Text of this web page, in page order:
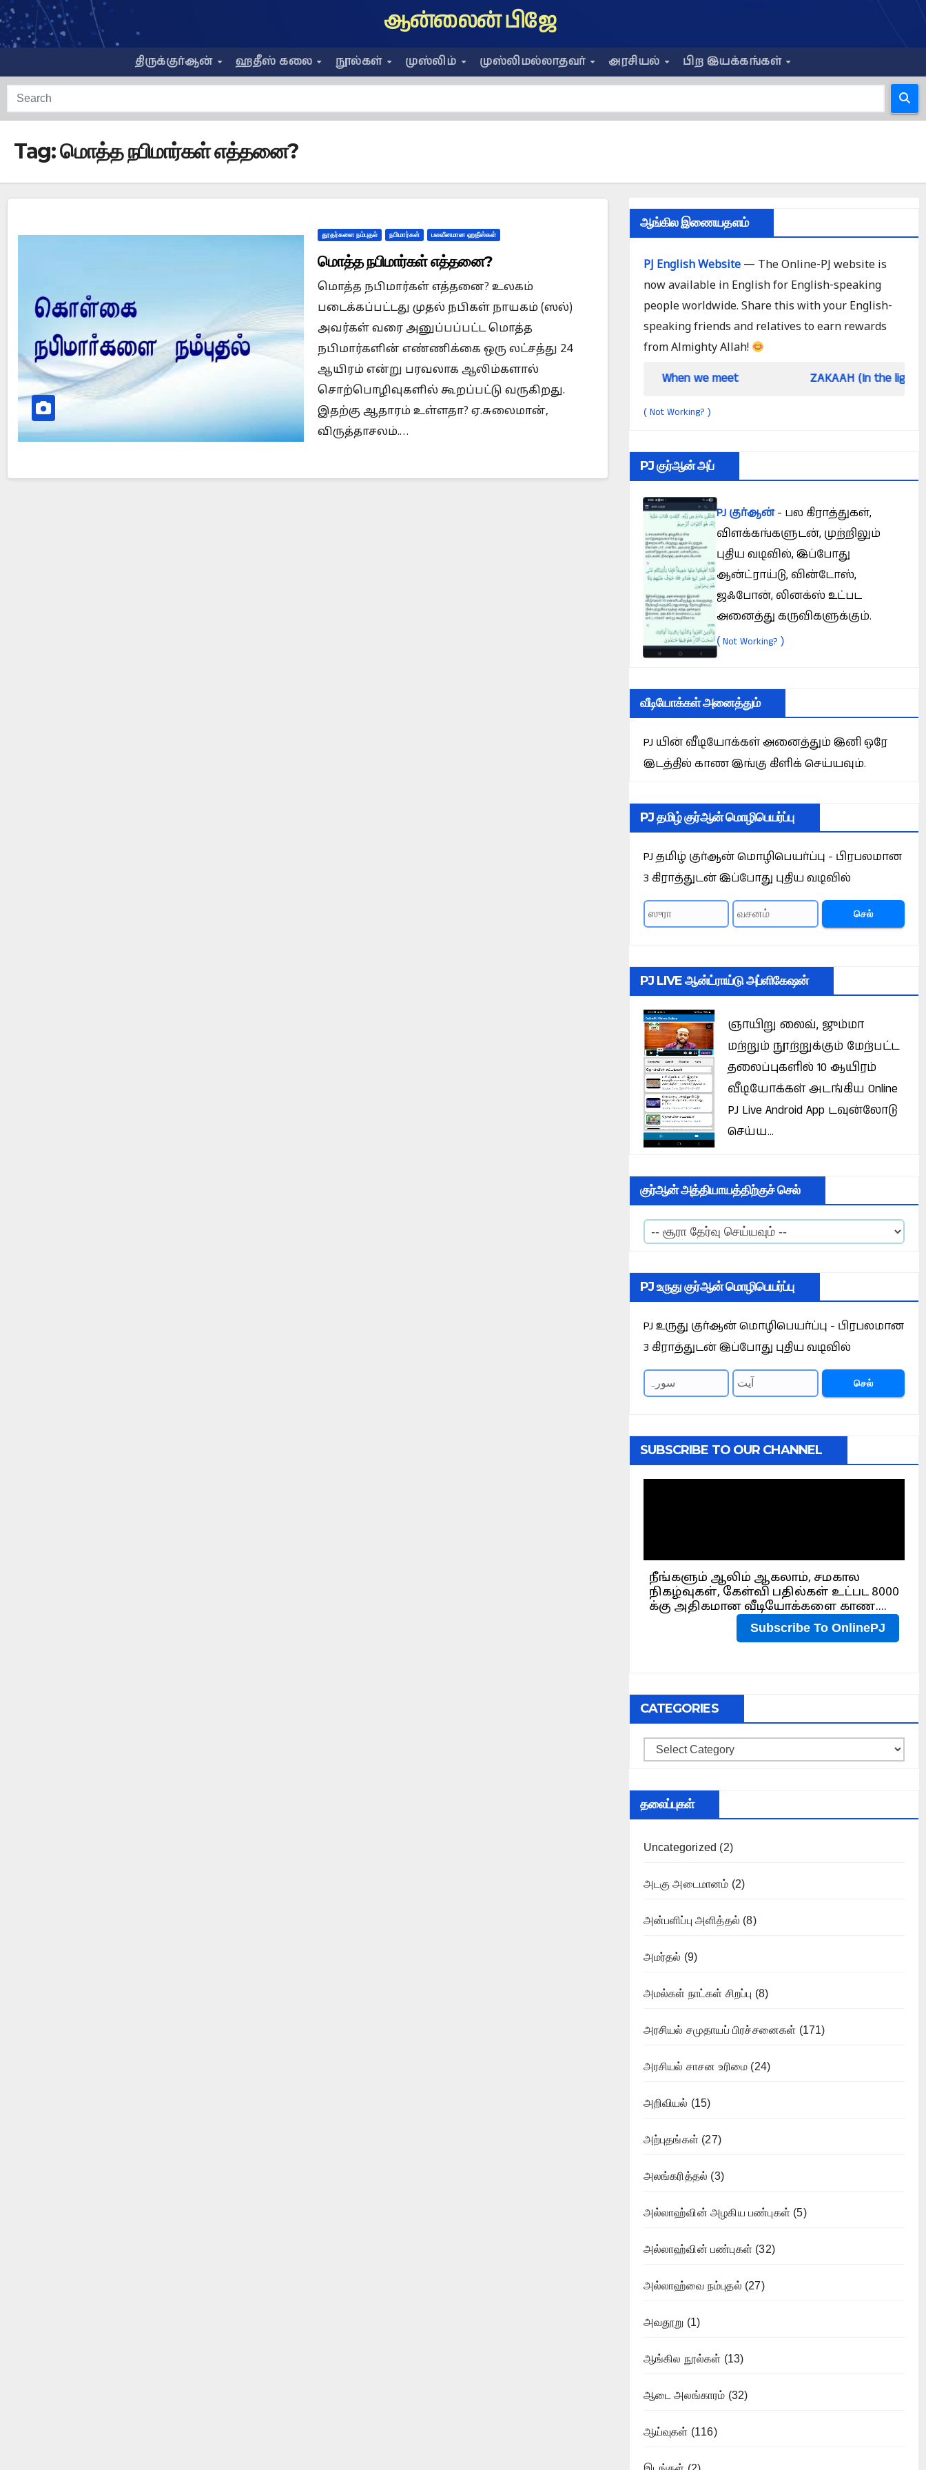
Skip
to
content
ஆன்லைன் பிஜே
திருக்குர்ஆன் ஹதீஸ் கலை நூல்கள் முஸ்லிம் முஸ்லிமல்லாதவர் அரசியல் பிற இயக்கங்கள்
Tag:மொத்த நபிமார்கள் எத்தனை?‎
தூதர்களை நம்புதல் நபிமார்கள் பலவீனமான ஹதீஸ்கள்
மொத்த நபிமார்கள் எத்தனை?‎
மொத்த நபிமார்கள் எத்தனை?‎ உலகம்
படைக்கப்பட்டது முதல் நபிகள் நாயகம் (ஸல்)
‎அவர்கள் வரை அனுப்பப்பட்ட மொத்த
நபிமார்களின் எண்ணிக்கை ஒரு ‎லட்சத்து 24
ஆயிரம் என்று பரவலாக ஆலிம்களால்
‎சொற்பொழிவுகளில் கூறப்பட்டு வருகிறது.
இதற்கு ஆதாரம் ‎உள்ளதா?‎ ஏ.சுலைமான்,
விருத்தாசலம்.‎…
ஆங்கில இணையதளம்
PJ English Website— The Online-PJ website is
now available in English for English-speaking
people worldwide. Share this with your English-
speaking friends and relatives to earn rewards
from Almighty Allah!
Did Jesus Resurrect on Sunday or Monday? Is Prophet Muhammad superior to Jesus? When we meet ZAKAAH (In the light of Qur an
( Not Working? )
PJ குர்ஆன் அப்
PJ குர்ஆன்- பல கிராத்துகள்,
விளக்கங்களுடன், முற்றிலும்
புதிய வடிவில், இப்போது
ஆன்ட்ராய்டு, வின்டோஸ்,
ஜஃபோன், லினக்ஸ் உட்பட
அனைத்து கருவிகளுக்கும்.
( Not Working? )
வீடியோக்கள் அனைத்தும்
PJ யின் வீடியோக்கள் அனைத்தும் இனி ஒரே
இடத்தில் காண இங்கு கிளிக் செய்யவும்.
PJ தமிழ் குர்ஆன் மொழிபெயர்ப்பு
PJ தமிழ் குர்ஆன் மொழிபெயர்ப்பு - பிரபலமான
3 கிராத்துடன் இப்போது புதிய வடிவில்
செல்
PJ LIVE ஆன்ட்ராய்டு அப்ளிகேஷன்
ஞாயிறு லைவ், ஜும்மா
மற்றும் நூற்றுக்கும் மேற்பட்ட
தலைப்புகளில் 10 ஆயிரம்
வீடியோக்கள் அடங்கிய Online
PJ Live Android App டவுன்லோடு
செய்ய...
குர்ஆன் அத்தியாயத்திற்குச் செல்
PJ உருது குர்ஆன் மொழிபெயர்ப்பு
PJ உருது குர்ஆன் மொழிபெயர்ப்பு - பிரபலமான
3 கிராத்துடன் இப்போது புதிய வடிவில்
செல்
SUBSCRIBE TO OUR CHANNEL
CATEGORIES
Categories
தலைப்புகள்
Uncategorized (2)
அடகு அடைமானம் (2)
அன்பளிப்பு அளித்தல் (8)
அமர்தல் (9)
அமல்கள் நாட்கள் சிறப்பு (8)
அரசியல் சமுதாயப் பிரச்சனைகள் (171)
அரசியல் சாசன உரிமை (24)
அறிவியல் (15)
அற்புதங்கள் (27)
அலங்கரித்தல் (3)
அல்லாஹ்வின் அழகிய பண்புகள் (5)
அல்லாஹ்வின் பண்புகள் (32)
அல்லாஹ்வை நம்புதல் (27)
அவதூறு (1)
ஆங்கில நூல்கள் (13)
ஆடை அலங்காரம் (32)
ஆய்வுகள் (116)